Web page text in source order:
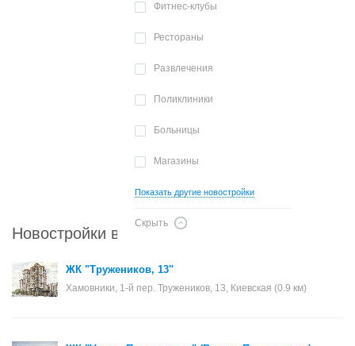
Фитнес-клубы
Рестораны
Развлечения
Поликлиники
Больницы
Магазины
Показать другие новостройки
Скрыть
Новостройки в районе Хамовники
ЖК "Тружеников, 13"
Хамовники, 1-й пер. Тружеников, 13, Киевская (0.9 км)